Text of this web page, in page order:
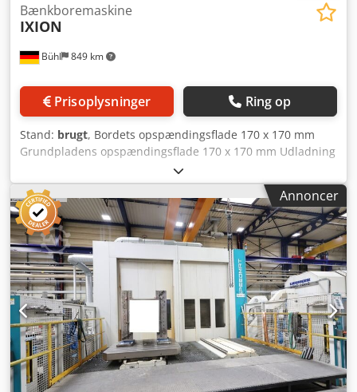
Bühl 849 km
Bænkboremaskine
IXION
Prisoplysninger Ring op
Stand: brugt, Bordets opspændingsflade 170 x 170 mm
Grundpladens opspændingsflade 170 x 170 mm Udladning
185 mm Pinolvandring 65 mm Spindelhastigheder 500 /
896 / 1473 / 2428 o/min Søjlediameter 65 mm Dedpfx
Absvh Nbbslewa Samlet effektbehov 0,37 kW
Annoncer